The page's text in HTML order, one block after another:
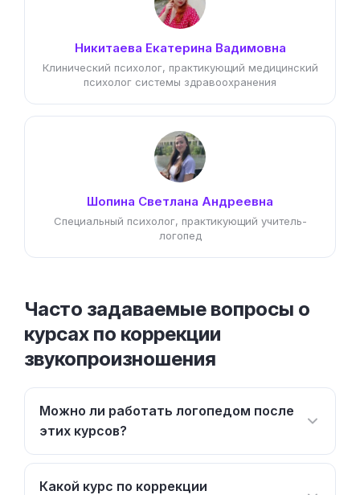
Никитаева Екатерина Вадимовна
Клинический психолог, практикующий медицинский
психолог системы здравоохранения
Шопина Светлана Андреевна
Специальный психолог, практикующий учитель-
логопед
Часто задаваемые вопросы о
курсах по коррекции
звукопроизношения
Можно ли работать логопедом после
этих курсов?
Какой курс по коррекции